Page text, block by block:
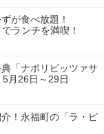
が食べ放題！
ランチを満喫！
「ナポリピッツァサ
5月26日～29日
！永福町の「ラ・ピ